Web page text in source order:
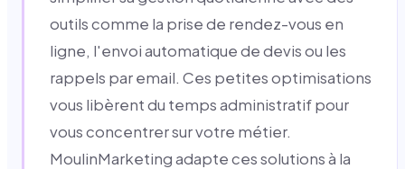
outils comme la prise de rendez-vous en
ligne, l'envoi automatique de devis ou les
rappels par email. Ces petites optimisations
vous libèrent du temps administratif pour
vous concentrer sur votre métier.
MoulinMarketing adapte ces solutions à la